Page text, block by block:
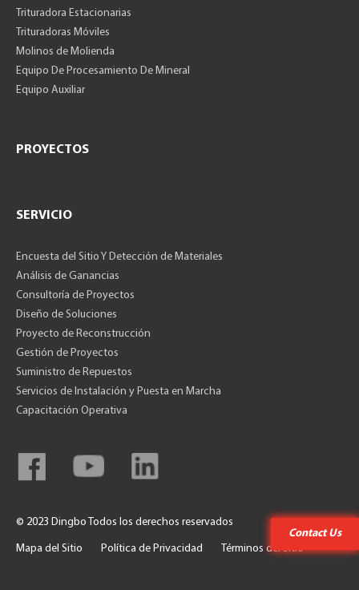
Contact Us
Trituradora Estacionarias
Trituradoras Móviles
Molinos de Molienda
Equipo De Procesamiento De Mineral
Equipo Auxiliar
PROYECTOS
SERVICIO
Encuesta del Sitio Y Detección de Materiales
Análisis de Ganancias
Consultoría de Proyectos
Diseño de Soluciones
Proyecto de Reconstrucción
Gestión de Proyectos
Suministro de Repuestos
Servicios de Instalación y Puesta en Marcha
Capacitación Operativa
© 2023 Dingbo Todos los derechos reservados
Mapa del Sitio Política de Privacidad Términos del Sitio
Contact Us